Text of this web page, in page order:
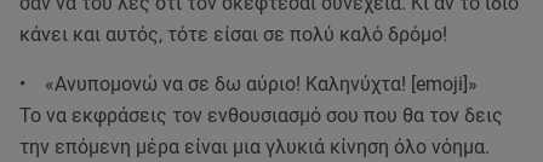
κάνει και αυτός, τότε είσαι σε πολύ καλό δρόμο!
• «Ανυπομονώ να σε δω αύριο! Καληνύχτα! [emoji]»
Το να εκφράσεις τον ενθουσιασμό σου που θα τον δεις
την επόμενη μέρα είναι μια γλυκιά κίνηση όλο νόημα.